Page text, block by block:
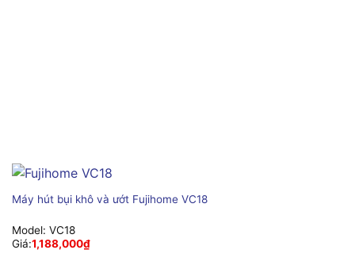
Máy hút bụi khô và ướt Fujihome VC18
Model: VC18
Giá:1,188,000₫